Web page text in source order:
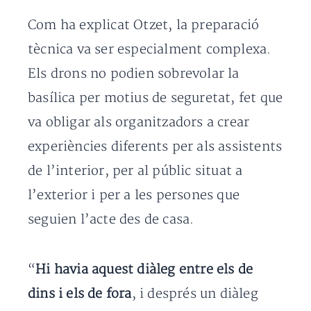
Com ha explicat Otzet, la preparació
tècnica va ser especialment complexa.
Els drons no podien sobrevolar la
basílica per motius de seguretat, fet que
va obligar als organitzadors a crear
experiències diferents per als assistents
de l’interior, per al públic situat a
l’exterior i per a les persones que
seguien l’acte des de casa.
“Hi havia aquest diàleg entre els de
dins i els de fora, i després un diàleg